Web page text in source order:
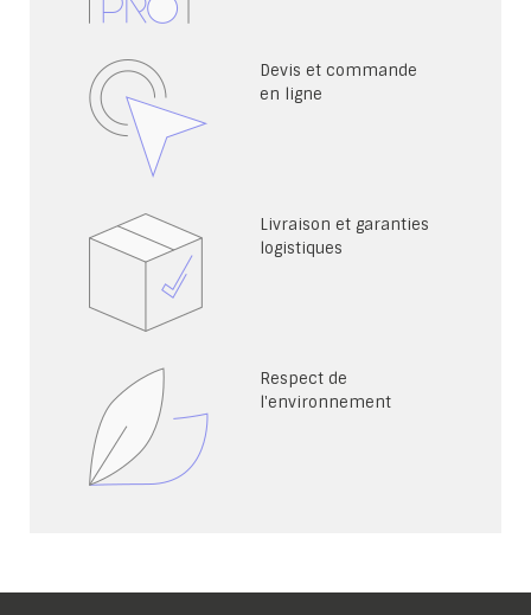
Devis et commande
en ligne
Livraison et garanties
logistiques
Respect de
l'environnement